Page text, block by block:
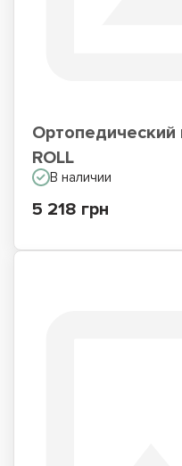
Ортопедический
ROLL
В наличии
5 218 грн